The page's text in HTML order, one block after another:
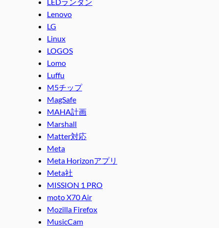
Lenovo
LG
Linux
LOGOS
Lomo
Luffu
M5チップ
MagSafe
MAHA計画
Marshall
Matter対応
Meta
Meta Horizonアプリ
Meta社
MISSION 1 PRO
moto X70 Air
Mozilla Firefox
MusicCam